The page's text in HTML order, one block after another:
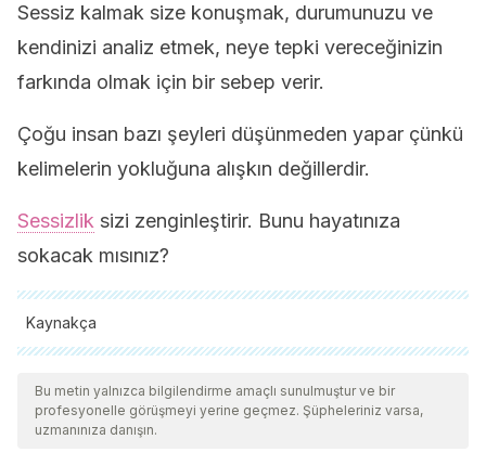
Sessiz kalmak size konuşmak, durumunuzu ve
kendinizi analiz etmek, neye tepki vereceğinizin
farkında olmak için bir sebep verir.
Çoğu insan bazı şeyleri düşünmeden yapar çünkü
kelimelerin yokluğuna alışkın değillerdir.
Sessizlik sizi zenginleştirir. Bunu hayatınıza
sokacak mısınız?
Kaynakça
Tüm alıntı yapılan kaynaklar, kalitelerini, güvenilirliklerini,
güncelliklerini ve geçerliliklerini sağlamak için ekibimiz
tarafından derinlemesine incelendi. Bu makalenin bibliyografisi
Bu metin yalnızca bilgilendirme amaçlı sunulmuştur ve bir
profesyonelle görüşmeyi yerine geçmez. Şüpheleriniz varsa,
uzmanınıza danışın.